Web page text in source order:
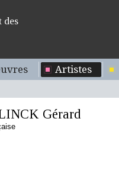
des
Artistes
Gérard